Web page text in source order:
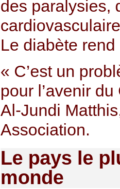
des paralysies,
Le diabète
« C’est un
pour l’avenir
Al-Jundi
Association.
Le pays le
monde